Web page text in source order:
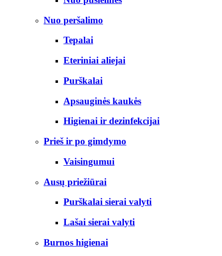
Nuo peršalimo
Tepalai
Eteriniai aliejai
Purškalai
Apsauginės kaukės
Higienai ir dezinfekcijai
Prieš ir po gimdymo
Vaisingumui
Ausų priežiūrai
Purškalai sierai valyti
Lašai sierai valyti
Burnos higienai